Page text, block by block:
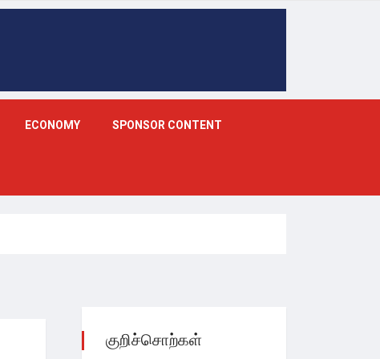
ECONOMY SPONSOR CONTENT
குறிச்சொற்கள்